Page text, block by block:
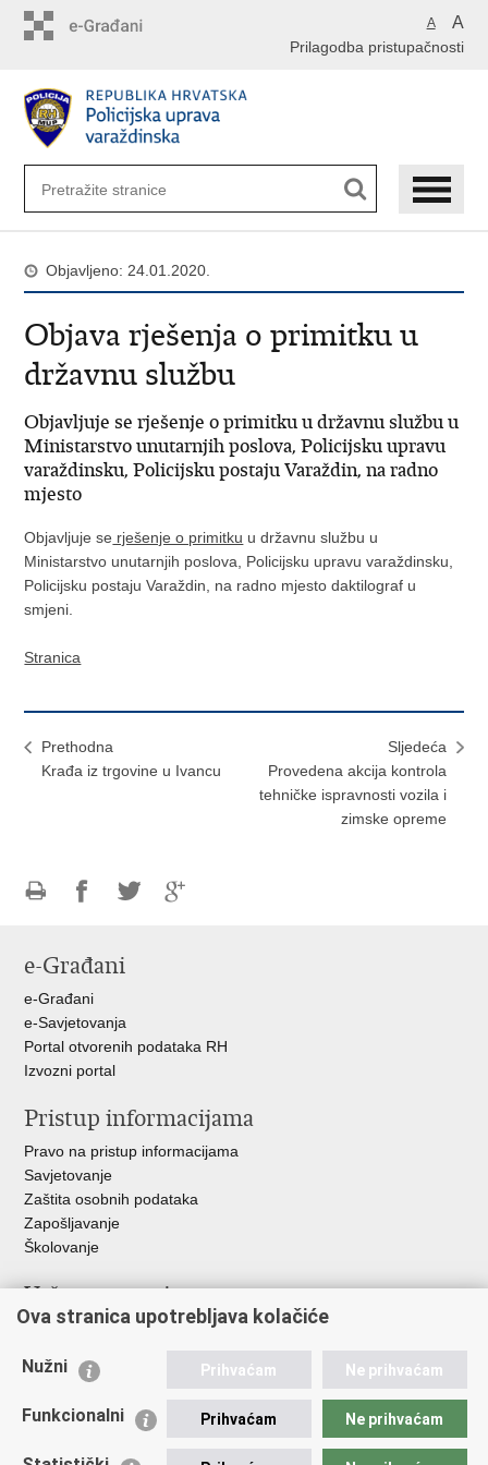
A A
Prilagodba pristupačnosti
Objavljeno: 24.01.2020.
Objava rješenja o primitku u
državnu službu
Objavljuje se rješenje o primitku u državnu službu u
Ministarstvo unutarnjih poslova, Policijsku upravu
varaždinsku, Policijsku postaju Varaždin, na radno
mjesto
Objavljuje se rješenje o primitku u državnu službu u
Ministarstvo unutarnjih poslova, Policijsku upravu varaždinsku,
Policijsku postaju Varaždin, na radno mjesto daktilograf u
smjeni.
Stranica
Prethodna
Krađa iz trgovine u Ivancu
Sljedeća
Provedena akcija kontrola
tehničke ispravnosti vozila i
zimske opreme
FacebookuTwitteru
e-Građani
e-Građani
e-Savjetovanja
Portal otvorenih podataka RH
Izvozni portal
Pristup informacijama
Pravo na pristup informacijama
Savjetovanje
Zaštita osobnih podataka
Zapošljavanje
Školovanje
Važne poveznice
Ministarstvo unutarnjih poslova
Udruge
Policijska akademija
Ova stranica upotrebljava kolačiće
Nužni Prihvaćam Ne prihvaćam
Funkcionalni Prihvaćam Ne prihvaćam